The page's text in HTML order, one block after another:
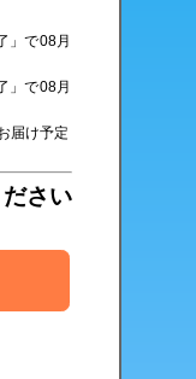
」で08月
」で08月
届け予定
さい